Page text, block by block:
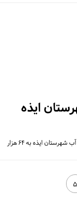
ایذه
مدیرعامل سازمان آب و برق خوزستان از افزایش ظرفیت تولید آب شهرستان ایذه به ۶۴ هزار